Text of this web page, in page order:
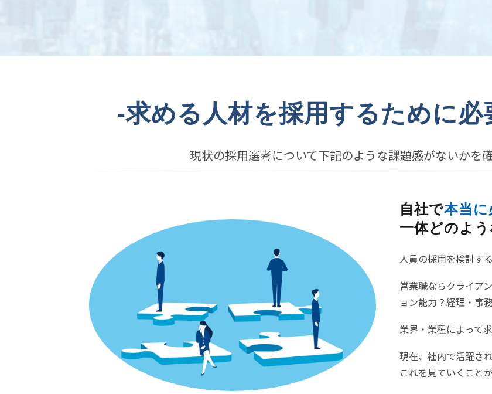
-求める人材を採用するために
現状の採用選考について下記のような課題感がないかを
自社で本当
一体どのよ
人員の採用を検討す
営業職ならクライア
ョン能力？経理・事
業界・業種によって
現在、社内で活躍さ
これを見ていくこと